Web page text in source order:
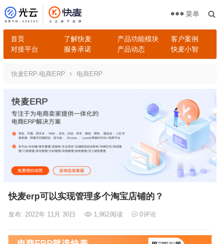
首页 了解快麦 产品功能模块
客户案例
对接平台
服务承诺 产品动态 快麦小智
菜单
快麦ERP-电商ERP 电商ERP
快麦erp可以实现管理多个淘宝店铺的？
发布: 2022年 11月 30日 1,962阅读 0评论